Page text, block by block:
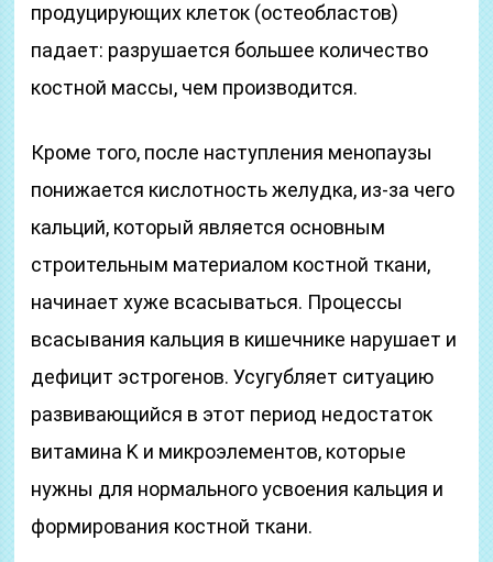
продуцирующих клеток (остеобластов)
падает: разрушается большее количество
костной массы, чем производится.
Кроме того, после наступления менопаузы
понижается кислотность желудка, из-за чего
кальций, который является основным
строительным материалом костной ткани,
начинает хуже всасываться. Процессы
всасывания кальция в кишечнике нарушает и
дефицит эстрогенов. Усугубляет ситуацию
развивающийся в этот период недостаток
витамина K и микроэлементов, которые
нужны для нормального усвоения кальция и
формирования костной ткани.